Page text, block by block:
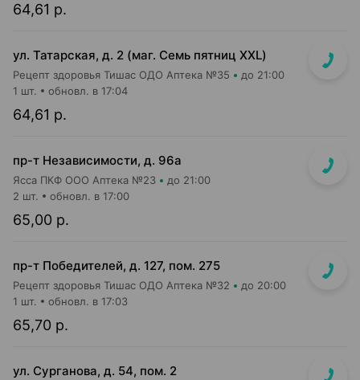
64,61 р.
ул. Татарская, д. 2 (маг. Семь пятниц XXL)
Рецепт здоровья Тишас ОДО Аптека №35 до 21:00
64,61 р.
1 шт. обновл. в 17:04
пр-т Независимости, д. 96а
Ясса ПКФ ООО Аптека №23 до 21:00
65,00 р.
2 шт. обновл. в 17:00
пр-т Победителей, д. 127, пом. 275
Рецепт здоровья Тишас ОДО Аптека №32 до 20:00
65,70 р.
1 шт. обновл. в 17:03
ул. Сурганова, д. 54, пом. 2